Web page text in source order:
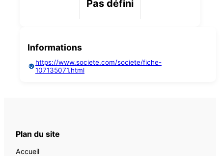
Pas défini
Informations
https://www.societe.com/societe/fiche-
107135071.html
Plan du site
Accueil